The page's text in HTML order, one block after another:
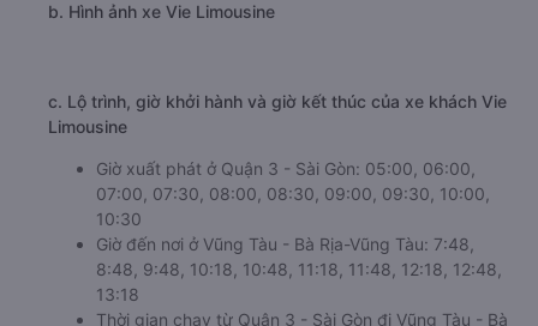
b. Hình ảnh xe Vie Limousine
c. Lộ trình, giờ khởi hành và giờ kết thúc của xe khách Vie
Limousine
Giờ xuất phát ở Quận 3 - Sài Gòn: 05:00, 06:00,
07:00, 07:30, 08:00, 08:30, 09:00, 09:30, 10:00,
10:30
Giờ đến nơi ở Vũng Tàu - Bà Rịa-Vũng Tàu: 7:48,
8:48, 9:48, 10:18, 10:48, 11:18, 11:48, 12:18, 12:48,
13:18
Thời gian chạy từ Quận 3 - Sài Gòn đi Vũng Tàu - Bà